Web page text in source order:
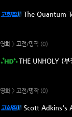
The Quantum
영화 > 고전/명작 (0)
THE UNHOLY (
영화 > 고전/명작 (0)
Scott Adkins's